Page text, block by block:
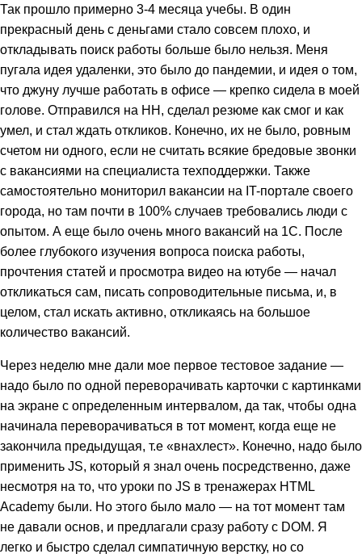
Так прошло примерно 3-4 месяца учебы. В один
прекрасный день с деньгами стало совсем плохо, и
откладывать поиск работы больше было нельзя. Меня
пугала идея удаленки, это было до пандемии, и идея о том,
что джуну лучше работать в офисе — крепко сидела в моей
голове. Отправился на HH, сделал резюме как смог и как
умел, и стал ждать откликов. Конечно, их не было, ровным
счетом ни одного, если не считать всякие бредовые звонки
с вакансиями на специалиста техподдержки. Также
самостоятельно мониторил вакансии на IT-портале своего
города, но там почти в 100% случаев требовались люди с
опытом. А еще было очень много вакансий на 1С. После
более глубокого изучения вопроса поиска работы,
прочтения статей и просмотра видео на ютубе — начал
откликаться сам, писать сопроводительные письма, и, в
целом, стал искать активно, откликаясь на большое
количество вакансий.
Через неделю мне дали мое первое тестовое задание —
надо было по одной переворачивать карточки c картинками
на экране с определенным интервалом, да так, чтобы одна
начинала переворачиваться в тот момент, когда еще не
закончила предыдущая, т.е «внахлест». Конечно, надо было
применить JS, который я знал очень посредственно, даже
несмотря на то, что уроки по JS в тренажерах HTML
Academy были. Но этого было мало — на тот момент там
не давали основ, и предлагали сразу работу с DOM. Я
легко и быстро сделал симпатичную верстку, но со